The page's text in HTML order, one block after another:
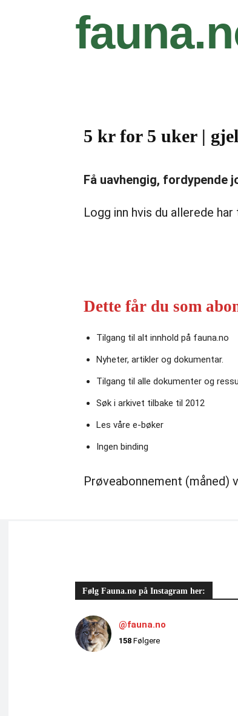
5 kr for 5 uker |
Få uavhengig, fordypende
Logg inn hvis du allerede
Dette får du som
Tilgang til alt innhold på fauna.no
Nyheter, artikler og dokumentar.
Tilgang til alle dokumenter og
Søk i arkivet tilbake til 2012
Les våre e‑bøker
Ingen binding
Prøveabonnement
Følg Fauna.no på Instagram her:
@fauna.no
158 Følgere